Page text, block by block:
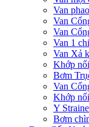
Van
Van
Van
Van 1
Van Xả
Khớp
Bơm
Van
Khớp
Y
Bơm